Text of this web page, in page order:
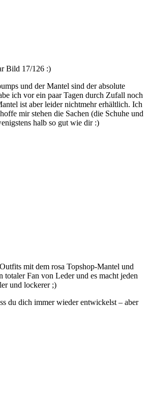
Bild 17/126 :)
und der Mantel sind der absolute
ich vor ein paar Tagen durch Zufall noch
ist aber leider nichtmehr erhältlich. Ich
mir stehen die Sachen (die Schuhe und
halb so gut wie dir :)
mit dem rosa Topshop-Mantel und
totaler Fan von Leder und es macht jeden
und lockerer ;)
du dich immer wieder entwickelst – aber